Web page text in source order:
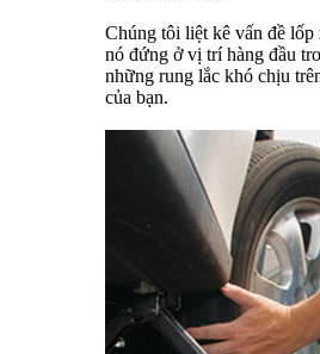
Chúng tôi liệt kê vấn đề lốp
nó đứng ở vị trí hàng đầu
những rung lắc khó chịu
của bạn.